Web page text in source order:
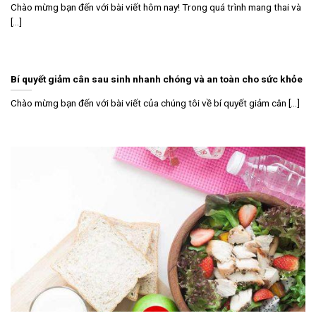
Chào mừng bạn đến với bài viết hôm nay! Trong quá trình mang thai và
[...]
Bí quyết giảm cân sau sinh nhanh chóng và an toàn cho sức khỏe
Chào mừng bạn đến với bài viết của chúng tôi về bí quyết giảm cân [...]